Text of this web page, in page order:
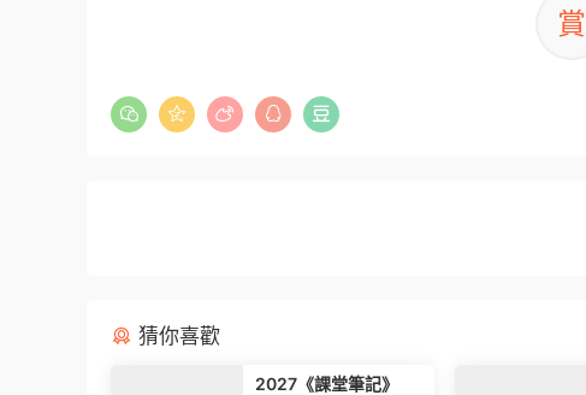
賞
猜你喜歡
2027《課堂筆記》